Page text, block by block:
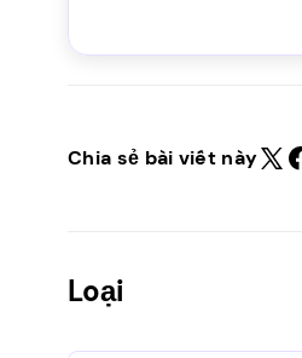
Chia sẻ bài viết này
Loại